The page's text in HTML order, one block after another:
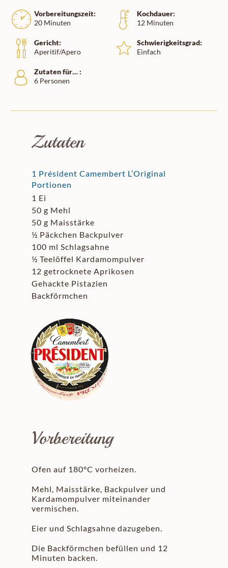
Vorbereitungszeit:
20 Minuten
Kochdauer:
12 Minuten
Gericht:
Aperitif/Apero
Schwierigkeitsgrad:
Einfach
Zutaten für… :
6 Personen
Zutaten
1 Président Camembert L’Original
Portionen
1 Ei
50 g Mehl
50 g Maisstärke
½ Päckchen Backpulver
100 ml Schlagsahne
½ Teelöffel Kardamompulver
12 getrocknete Aprikosen
Gehackte Pistazien
Backförmchen
Vorbereitung
Ofen auf 180°C vorheizen.
Mehl, Maisstärke, Backpulver und
Kardamompulver miteinander
vermischen.
Eier und Schlagsahne dazugeben.
Die Backförmchen befüllen und 12
Minuten backen.